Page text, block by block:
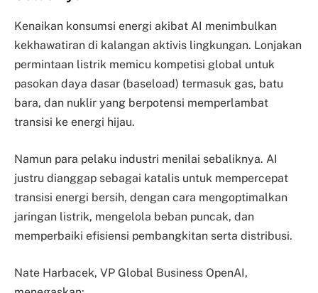
Kenaikan konsumsi energi akibat AI menimbulkan
kekhawatiran di kalangan aktivis lingkungan. Lonjakan
permintaan listrik memicu kompetisi global untuk
pasokan daya dasar (baseload) termasuk gas, batu
bara, dan nuklir yang berpotensi memperlambat
transisi ke energi hijau.
Namun para pelaku industri menilai sebaliknya. AI
justru dianggap sebagai katalis untuk mempercepat
transisi energi bersih, dengan cara mengoptimalkan
jaringan listrik, mengelola beban puncak, dan
memperbaiki efisiensi pembangkitan serta distribusi.
Nate Harbacek, VP Global Business OpenAI,